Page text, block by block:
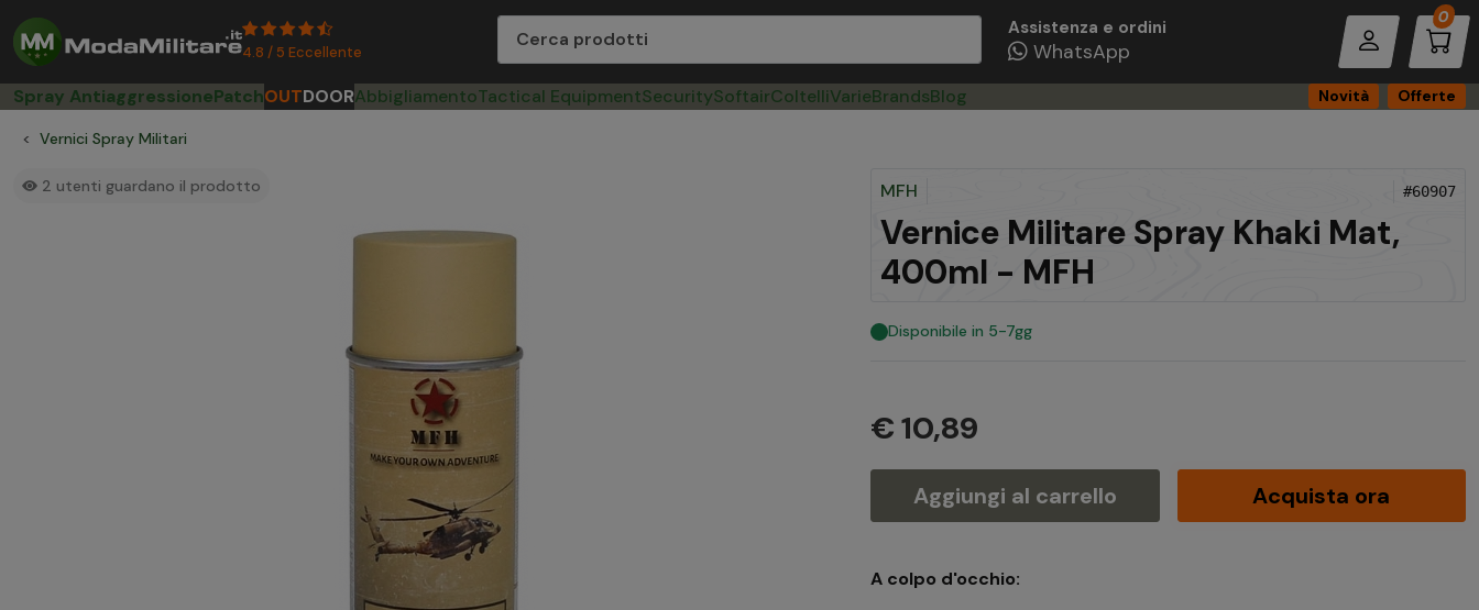
4.8 / 5 Eccellente
Assistenza e ordini
WhatsApp
0
Spray AntiaggressionePatchOUTDOORAbbigliamentoTactical EquipmentSecuritySoftairColtelliVarieBrandsBlog Novità Offerte
Vernici Spray Militari
2 utenti guardano il prodotto MFH #60907
Vernice Militare Spray Khaki Mat,
400ml - MFH
Disponibile in 5-7gg
€ 10,89
Aggiungi al carrello Acquista ora
A colpo d'occhio: